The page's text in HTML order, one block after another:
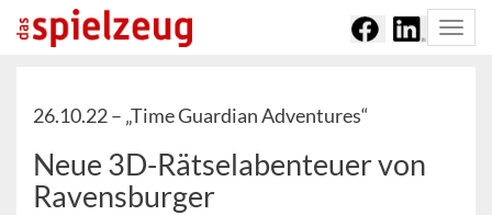
26.10.22 – „Time Guardian Adventures“
Neue 3D-Rätselabenteuer von
Ravensburger